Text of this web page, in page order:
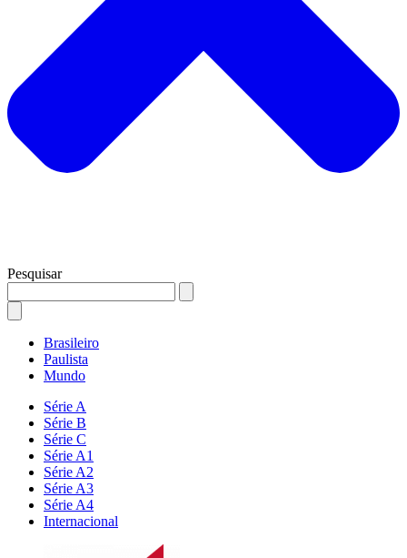
Pesquisar
Brasileiro
Paulista
Mundo
Série A
Série B
Série C
Série A1
Série A2
Série A3
Série A4
Internacional